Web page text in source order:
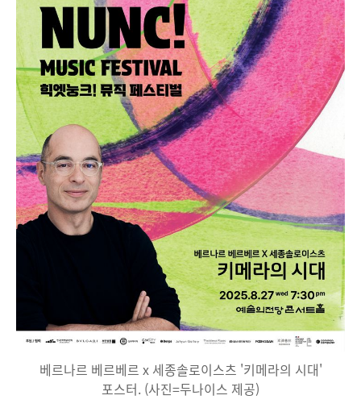
베르나르 베르베르 x 세종솔로이스츠 '키메라의 시대'
포스터. (사진=두나이스 제공)